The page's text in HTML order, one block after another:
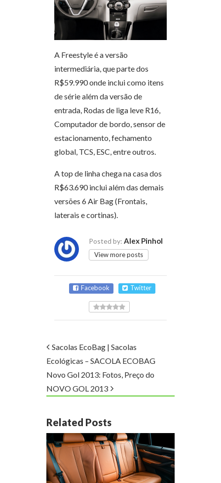
A Freestyle é a versão
intermediária, que parte dos
R$59.990 onde inclui como itens
de série além da versão de
entrada, Rodas de liga leve R16,
Computador de bordo, sensor de
estacionamento, fechamento
global, TCS, ESC, entre outros.
A top de linha chega na casa dos
R$63.690 inclui além das demais
versões 6 Air Bag (Frontais,
laterais e cortinas).
Posted by: Alex Pinhol
View more posts
Facebook Twitter
Sacolas EcoBag | Sacolas
Ecológicas – SACOLA ECOBAG
Novo Gol 2013: Fotos, Preço do
NOVO GOL 2013
Related Posts